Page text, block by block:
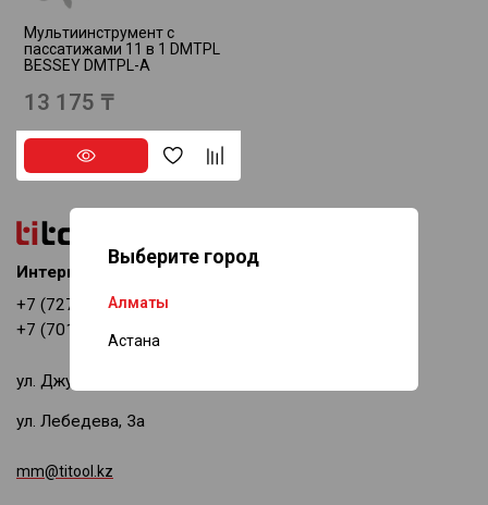
Выберите город
Алматы
Астана
Мультиинструмент с
пассатижами 11 в 1 DMTPL
BESSEY DMTPL-A
13 175 ₸
Интернет-магазин
+7 (727) 378-69-11
+7 (701) 518-94-08
ул. Джумалиева, 144
ул. Лебедева, 3а
mm@titool.kz